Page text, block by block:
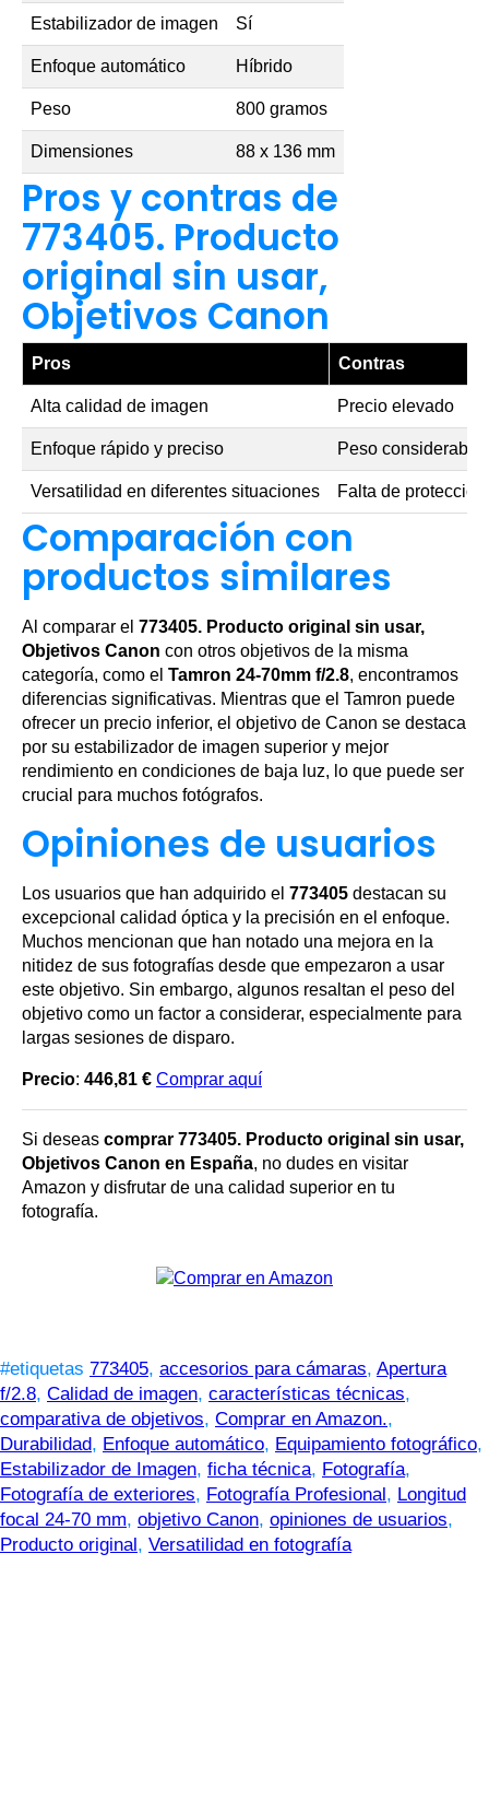
Estabilizador de imagen Sí
Enfoque automático Híbrido
Peso 800 gramos
Dimensiones 88 x 136 mm
Pros y contras de
773405. Producto
original sin usar,
Objetivos Canon
Pros Contras
Alta calidad de imagen Precio elevado
Enfoque rápido y preciso Peso considerable
Versatilidad en diferentes situaciones Falta de
Comparación con
productos similares
Al comparar el 773405. Producto original sin usar,
Objetivos Canon con otros objetivos de la misma
categoría, como el Tamron 24-70mm f/2.8, encontramos
diferencias significativas. Mientras que el Tamron puede
ofrecer un precio inferior, el objetivo de Canon se destaca
por su estabilizador de imagen superior y mejor
rendimiento en condiciones de baja luz, lo que puede ser
crucial para muchos fotógrafos.
Opiniones de usuarios
Los usuarios que han adquirido el 773405 destacan su
excepcional calidad óptica y la precisión en el enfoque.
Muchos mencionan que han notado una mejora en la
nitidez de sus fotografías desde que empezaron a usar
este objetivo. Sin embargo, algunos resaltan el peso del
objetivo como un factor a considerar, especialmente para
largas sesiones de disparo.
Precio: 446,81 € Comprar aquí
Si deseas comprar 773405. Producto original sin usar,
Objetivos Canon en España, no dudes en visitar
Amazon y disfrutar de una calidad superior en tu
fotografía.
#etiquetas 773405, accesorios para cámaras, Apertura
f/2.8, Calidad de imagen, características técnicas,
comparativa de objetivos, Comprar en Amazon.,
Durabilidad, Enfoque automático, Equipamiento fotográfico,
Estabilizador de Imagen, ficha técnica, Fotografía,
Fotografía de exteriores, Fotografía Profesional , Longitud
focal 24-70 mm, objetivo Canon, opiniones de usuarios,
Producto original , Versatilidad en fotografía